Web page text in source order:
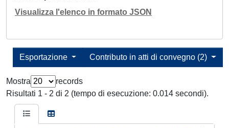
Visualizza l'elenco in formato JSON
Contributo in atti di convegno (2)
Esportazione
Mostra
records
Risultati 1 - 2 di 2 (tempo di esecuzione: 0.014 secondi).